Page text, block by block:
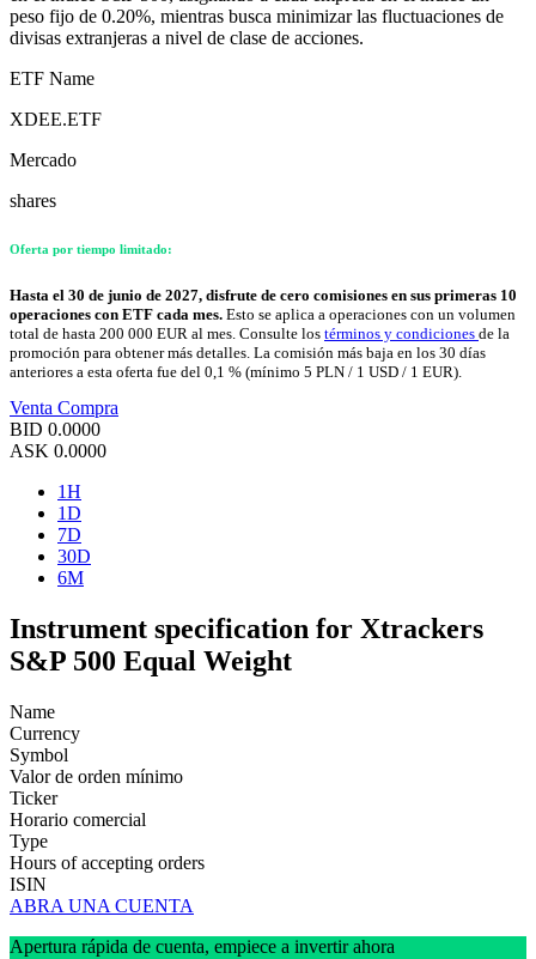
peso fijo de 0.20%, mientras busca minimizar las fluctuaciones de
divisas extranjeras a nivel de clase de acciones.
ETF Name
XDEE.ETF
Mercado
shares
Oferta por tiempo limitado:
Hasta el 30 de junio de 2027, disfrute de cero comisiones en sus primeras 10
operaciones con ETF cada mes. Esto se aplica a operaciones con un volumen
total de hasta 200 000 EUR al mes. Consulte los términos y condiciones de la
promoción para obtener más detalles. La comisión más baja en los 30 días
anteriores a esta oferta fue del 0,1 % (mínimo 5 PLN / 1 USD / 1 EUR).
Venta Compra
BID 0.0000
ASK 0.0000
1H
1D
7D
30D
6M
Instrument specification for Xtrackers
S&P 500 Equal Weight
Name
Currency
Symbol
Valor de orden mínimo
Ticker
Horario comercial
Type
Hours of accepting orders
ISIN
ABRA UNA CUENTA
Apertura rápida de cuenta, empiece a invertir ahora